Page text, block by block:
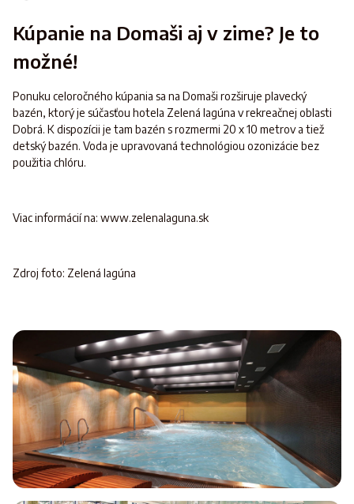
Kúpanie na Domaši aj v zime? Je to
možné!
Ponuku celoročného kúpania sa na Domaši rozširuje plavecký
bazén, ktorý je súčasťou hotela Zelená lagúna v rekreačnej oblasti
Dobrá. K dispozícii je tam bazén s rozmermi 20 x 10 metrov a tiež
detský bazén. Voda je upravovaná technológiou ozonizácie bez
použitia chlóru.
Viac informácií na: www.zelenalaguna.sk
Zdroj foto: Zelená lagúna